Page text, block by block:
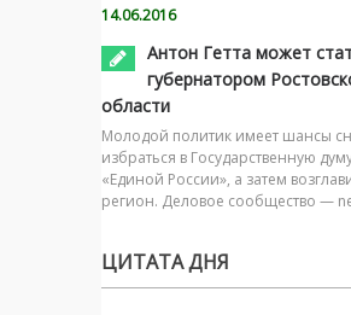
14.06.2016
Антон Гетта может
губернатором
области
Молодой политик имеет шансы
избраться в Государственную
«Единой России», а затем
регион. Деловое сообщество —
ЦИТАТА ДНЯ